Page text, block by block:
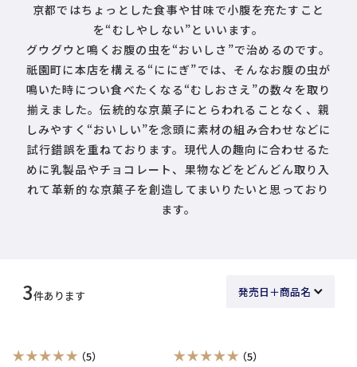
京都ではちょっとした食事や甘味で小腹を充たすこと
を“むしやしない”といいます。
グウグウと鳴くお腹の虫を“おいしさ”で治めるのです。
祇園町に本店を構える“ににぎ”では、そんなお腹の虫が
鳴いた時につい食べたくなる“むしおさえ”の数々を取り
揃えました。伝統的な京菓子にとらわれることなく、親
しみやすく“おいしい”を念頭に素材の組み合わせなどに
試行錯誤を重ねております。現代人の趣向に合わせるた
めに乳製品やチョコレート、果物などをどんどん取り入
れて革新的な京菓子を創造してまいりたいと思っており
ます。
3件あります
（5） （5）